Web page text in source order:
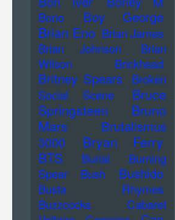
Bono Boy George
Brian Eno Brian James
Brian Johnson
Brian
Wilson
Brickhead
Britney Spears
Broken
Social Scene
Bruce
Springsteen
Bruno
Mars
Brutalismus
3000
Bryan Ferry
BTS
Burial
Burning
Spear
Bush Bushido
Busta Rhymes
Buzzcocks
Cabaret